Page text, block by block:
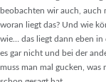
beobachten wir auch, auch
woran liegt das? Und wie
wie… das liegt dann eben
es gar nicht und bei der
muss man mal gucken, was